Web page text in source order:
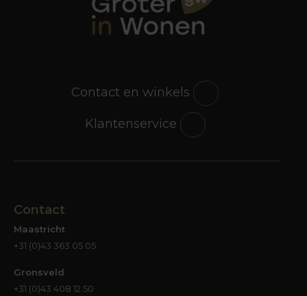
Contact en winkels
Klantenservice
Contact
Maastricht
+31 (0)43 363 05 05
Gronsveld
+31 (0)43 408 12 50